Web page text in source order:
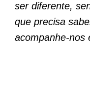
ser diferente,
que precisa
acompanhe-nos